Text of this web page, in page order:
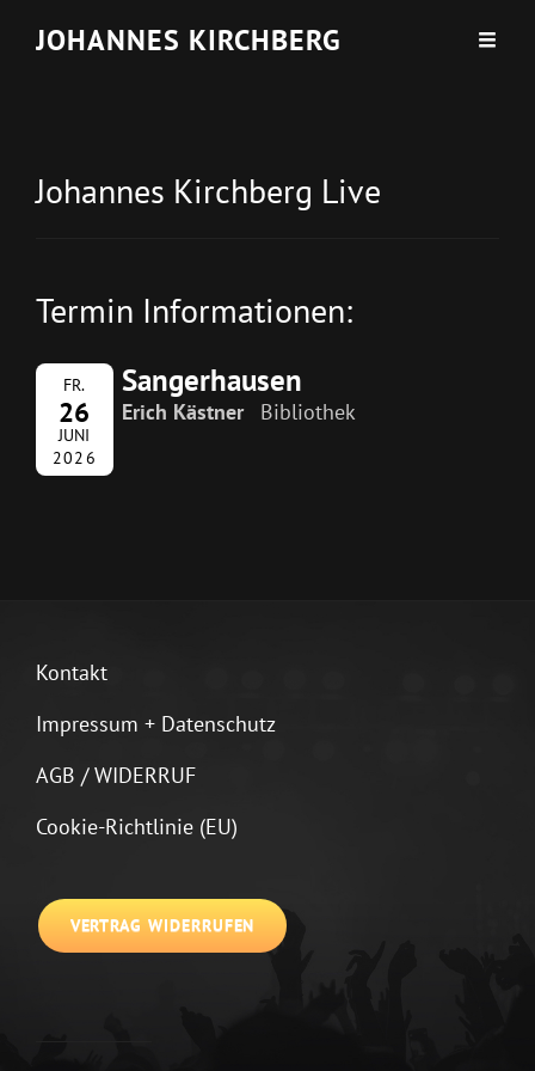
JOHANNES KIRCHBERG
Johannes Kirchberg Live
Termin Informationen:
FR.
26
JUNI
2026
Sangerhausen
Erich Kästner Bibliothek
Kontakt
Impressum + Datenschutz
AGB / WIDERRUF
Cookie-Richtlinie (EU)
VERTRAG WIDERRUFEN